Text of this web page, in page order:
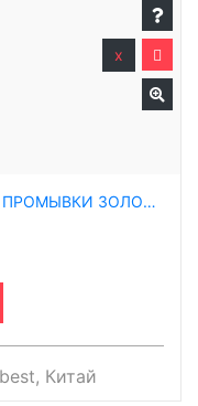
АВТОМАТИЧЕСКАЯ МАШИНА ДЛЯ ПРОМЫВКИ ЗОЛОТА И ФУТЕРОВКИ ОЛОВА
x
Китай